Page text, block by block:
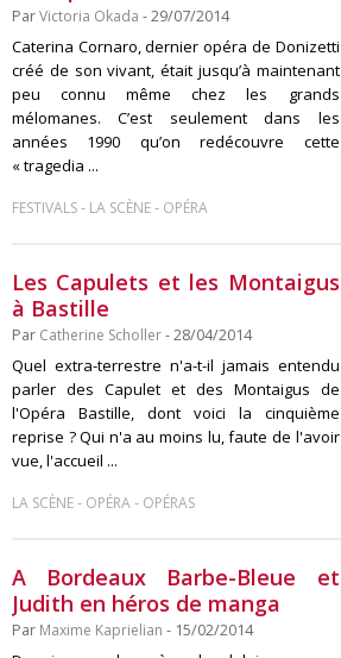
ParVictoria Okada - 29/07/2014
Caterina Cornaro, dernier opéra de Donizetti
créé de son vivant, était jusqu’à maintenant
peu connu même chez les grands
mélomanes. C’est seulement dans les
années 1990 qu’on redécouvre cette
« tragedia ...
FESTIVALS- LA SCÈNE- OPÉRA
Les Capulets et les Montaigus
à Bastille
Par Catherine Scholler- 28/04/2014
Quel extra-terrestre n'a-t-il jamais entendu
parler des Capulet et des Montaigus de
l'Opéra Bastille, dont voici la cinquième
reprise ? Qui n'a au moins lu, faute de l'avoir
vue, l'accueil ...
LA SCÈNE- OPÉRA- OPÉRAS
A Bordeaux Barbe-Bleue et
Judith en héros de manga
Par Maxime Kaprielian - 15/02/2014